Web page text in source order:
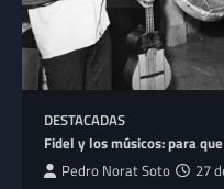
DESTACADAS
Fidel y los músicos: para
Pedro Norat Soto 27